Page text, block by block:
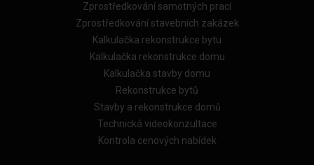
Zprostředkování samotných prací
Zprostředkování stavebních zakázek
Kalkulačka rekonstrukce bytu
Kalkulačka rekonstrukce domu
Kalkulačka stavby domu
Rekonstrukce bytů
Stavby a rekonstrukce domů
Technická videokonzultace
Kontrola cenových nabídek